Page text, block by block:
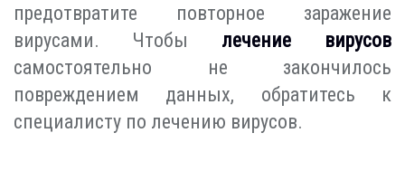
предотвратите повторное заражение
вирусами. Чтобы лечение вирусов
самостоятельно не закончилось
повреждением данных, обратитесь к
специалисту по лечению вирусов.